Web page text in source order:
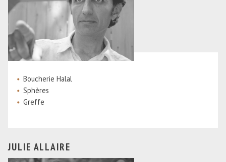
Boucherie Halal
Sphères
Greffe
JULIE ALLAIRE